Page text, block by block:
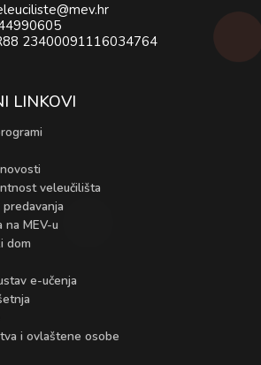
23400091116034764
LINKOVI
veleučilišta
na MEV-u
dom
e-učenja
i ovlaštene osobe